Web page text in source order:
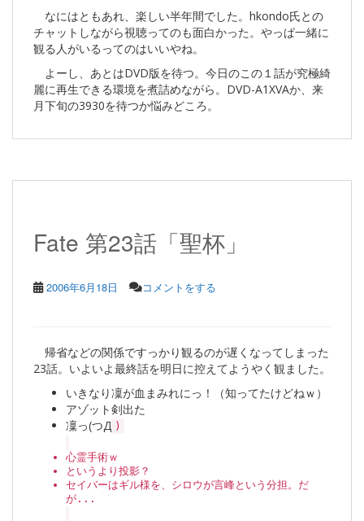
なにはともあれ、楽しい半年間でした。hkondo氏との
チャットしながら視聴ってのも面白かった。やっぱ一緒に
観る人がいるってのはいいやね。
よーし、あとはDVD版を待つ。今日のこの１話が究極綺
麗に再生できる環境を煮詰めながら。DVD-A1XVAか、来
月下旬の3930を待つか悩みどころ。
Fate 第23話「聖杯」
2006年6月18日 コメントをする
帰省などの関係ですっかり観るのが遅くなってしまった
23話。いよいよ最終話を明日に控えてようやく観ました。
いきなり凜が血まみれにっ！（知ってたけどねｗ）
アゾット剣出た
凜っ(つД )
心霊手術ｗ
というより投影？
セイバーはギル様を、シロウが言峰という分担。だ
が...